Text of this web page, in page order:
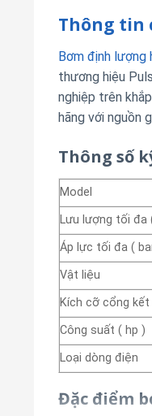
Thông tin
Bơm định
thương hiệu
nghiệp trên
hãng với nguồn
Thông số
Model
Lưu lượng tối đa
Áp lực tối đa (
Vật liệu
Kích cỡ cổng
Công suất ( hp )
Loại dòng điện
Đặc điểm